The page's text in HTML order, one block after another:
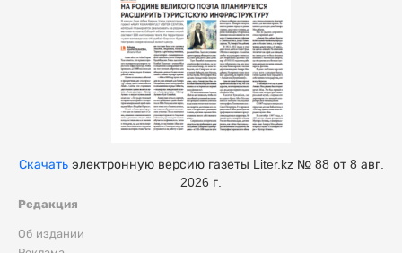
Редакция
Об издании
Скачатьэлектронную версию газеты Liter.kz № 88 от 8 авг.
2026 г.